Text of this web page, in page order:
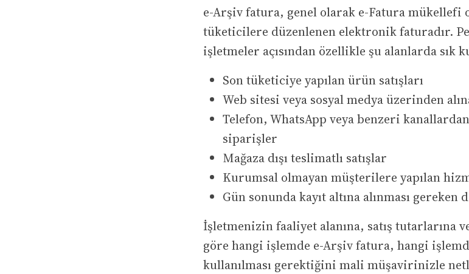
e-Arşiv fatura, genel olarak e-Fatura mükellefi
tüketicilere düzenlenen elektronik faturadır.
işletmeler açısından özellikle şu alanlarda sık
Son tüketiciye yapılan ürün satışları
Web sitesi veya sosyal medya üzerinden
Telefon, WhatsApp veya benzeri
siparişler
Mağaza dışı teslimatlı satışlar
Kurumsal olmayan müşterilere yapılan
Gün sonunda kayıt altına alınması
İşletmenizin faaliyet alanına, satış tutarlarına
göre hangi işlemde e-Arşiv fatura, hangi
kullanılması gerektiğini mali müşavirinizle